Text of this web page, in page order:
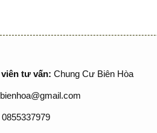
tư vấn: Chung Cư Biên Hòa
0855337979